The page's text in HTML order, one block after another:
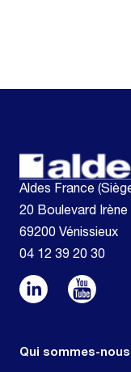
Aldes France
20 Boulevard
69200 Vénissieux
04 12 39 20 30
Qui sommes-nous